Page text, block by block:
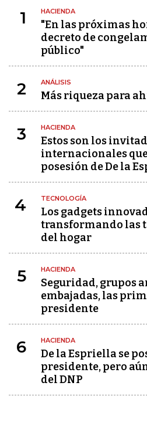
1 HACIENDA
"En las próximas
decreto de
público"
2 ANÁLISIS
Más riqueza para
3 HACIENDA
Estos son los
internacionales
posesión de De la
4 TECNOLOGÍA
Los gadgets
transformando las
del hogar
5 HACIENDA
Seguridad, grupos
embajadas, las
presidente
6 HACIENDA
De la Espriella se
presidente, pero
del DNP